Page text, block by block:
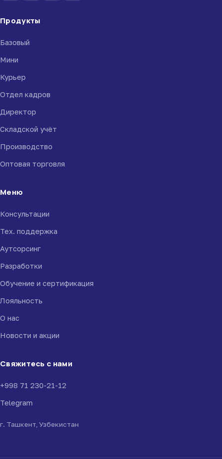
Продукты
Базовый
Мини
Курьер
Отдел кадров
Директор
Складской учёт
Производство
Оптовая торговля
Меню
Консультации
Тех. поддержка
Аутсорсинг
Разработки
Обучение и сертификация
Лояльность
О нас
Новости и акции
Свяжитесь с нами
+998 71 230-21-12
Telegram
г. Ташкент, Узбекистан